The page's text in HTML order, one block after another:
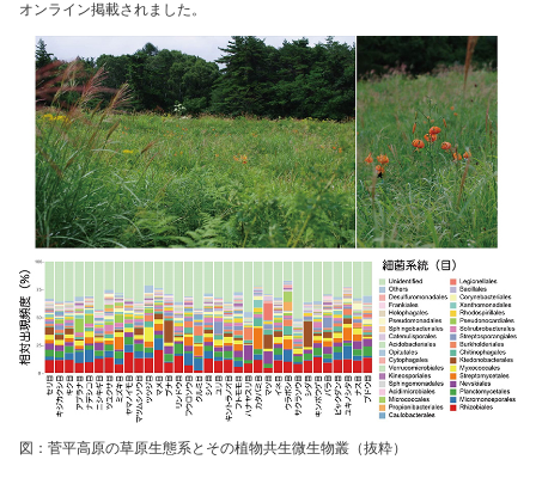
オンライン掲載されました。
図：菅平高原の草原生態系とその植物共生微生物叢（抜粋）